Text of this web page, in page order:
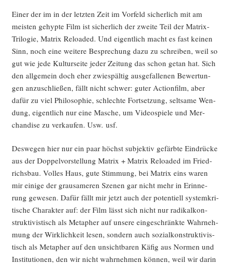
Einer der im in der letz­ten Zeit im Vor­feld sicher­lich mit am
meis­ten gehyp­te Film ist sicher­lich der zwei­te Teil der Matrix-
Tri­lo­gie, Matrix Rel­oa­ded. Und eigent­lich macht es fast kei­nen
Sinn, noch eine wei­te­re Bespre­chung dazu zu schrei­ben, weil so
gut wie jede Kul­tur­sei­te jeder Zei­tung das schon getan hat. Sich
den all­ge­mein doch eher zwie­späl­tig aus­ge­fal­le­nen Bewer­tun­
gen anzu­schlie­ßen, fällt nicht schwer: guter Action­film, aber
dafür zu viel Phi­lo­so­phie, schlech­te Fort­set­zung, selt­sa­me Wen­
dung, eigent­lich nur eine Masche, um Video­spie­le und Mer­
chan­di­se zu ver­kau­fen. Usw. usf.
Des­we­gen hier nur ein paar höchst sub­jek­tiv gefärb­te Ein­drü­cke
aus der Dop­pel­vor­stel­lung Matrix + Matrix Rel­oa­ded im Fried­
richs­bau. Vol­les Haus, gute Stim­mung, bei Matrix eins waren
mir eini­ge der grau­sa­me­ren Sze­nen gar nicht mehr in Erin­ne­
rung gewe­sen. Dafür fällt mir jetzt auch der poten­ti­ell sys­tem­kri­
ti­sche Cha­rak­ter auf: der Film lässt sich nicht nur radi­kal­kon­
struk­ti­vis­tisch als Meta­pher auf unse­re ein­ge­schränk­te Wahr­neh­
mung der Wirk­lich­keit lesen, son­dern auch sozi­al­kon­struk­ti­vis­
tisch als Meta­pher auf den unsicht­ba­ren Käfig aus Nor­men und
Insti­tu­tio­nen, den wir nicht wahr­neh­men kön­nen, weil wir dar­in